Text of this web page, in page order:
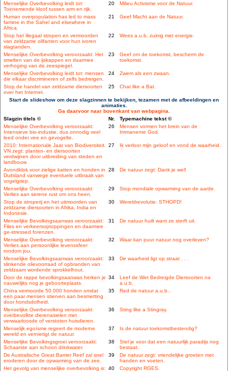
Menselijke Overbevolking leidt tot:
Toenemende kloof tussen arm en rijk.
20 Milieu Activisme voor de Natuur.
Human overpopulation has led to mass
famine in the Sahel and elsewhere in
Africa.
21 Geef Macht aan de Natuur.
Stop het illegaal stropen en vermoorden
van zeldzame olifanten voor hun ivoren
slagtanden.
22 Wees a.u.b. zuinig met energie.
Menselijke Overbevolking veroorzaakt: Het
smelten van de ijskappen en daarmee
verhoging van de zeespiegel.
23
Geef om de toekomst, bescherm de
toekomst.
Menselijke Overbevolking leidt tot: mensen
die elkaar discrimineren of zelfs bedreigen.
24 Zwem als een zwaan.
Stop de handel van zeldzame diersoorten
over het Internet.
25 Chat like a Bat.
Start de slideshow om deze slagzinnen te bekijken, tezamen met de afbeeldingen en
animaties.
Ga daarvoor naar bovenkant van webpagina.
Slagzin titels ©
Nr.
Typemachine tekst ©
Menselijke Overbevolking veroorzaakt:
Intensieve bio-industie, dus onnodig veel
leed onder vee en gevogelte.
26
Mensen vormen het brein van de
Immanente God.
2010: Internationale Jaar van Biodiversiteit.
VN zegt: planten- en diersoorten
verdwijnen door uitbreiding van steden en
landbouw.
27 Ik verloor mijn geloof en vond de waarheid.
Avondklok voor zielige katten en honden in
Duitsland vanwege eventuele uitbraak van
vogelgriep.
28 De natuur zegt: Dank je wel!
Menselijke Overbevolking veroorzaakt:
Verlies aan serene rust om ons heen.
29 Stop mondiale opwarming van de aarde.
Stop de stroperij en het uitmoorden van
zeldzame diersoorten in Afrika, India en
Indonesie.
30 Wereldrevolutie: STHOPD!
Menselijke Bevolkingsaanwas veroorzaakt:
Files en verkeersoptoppingen en daarmee
ge-stressed forenzen.
31 De natuur huilt want ze sterft uit.
Menselijke Overbevolking veroorzaakt:
Verlies aan persoonlijke levenssfeer
rondom jou.
32 Waar kan puur natuur nog overleven?
Menselijke Bevolkingsaanwas veroorzaakt:
slinkende olievoorraad of opbranden van
zeldzaam wordende sprokkelhout.
33 De waarheid ligt op straat . . .
Door de rappe bevolkingsaanwas herken je
nauwelijks nog je geboorteplaats.
34
Leef de Wet Bedreigde Diersoorten na
a.u.b.
China vermoorde 50.000 honden omdat
een paar mensen stierven aan besmetting
door hondsdolheid.
35 Red de natuur a.u.b..
Menselijke Overbevolking veroorzaakt:
overbevolkte dierenasielen met
verwaarloosde of verstoten huisdieren.
36 Sting like a Stingray.
Menselijk egoïsme regeert de moderne
wereld en vernietigt de natuur.
37 Is de natuur toekomstbestendig?
Menselijke Bevolkingsgroei veroorzaakt:
Schaarste aan schoon drinkwater.
38
Stel je voor dat een natuurlijk paradijs nog
bestaat.
De Australische Great Barrier Reef zal snel
eroderen door de opwarming van de zee.
39
De natuur zegt: vriendelijke groeten met
handen en voeten.
Het gevolg van menselijke overbevolking is: 40 Copyright RGES.